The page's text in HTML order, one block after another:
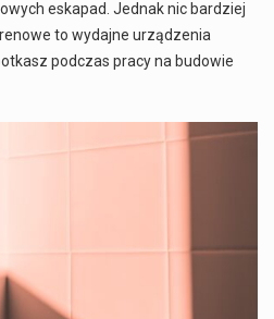
eskapad. Jednak nic bardziej
to wydajne urządzenia
podczas pracy na budowie